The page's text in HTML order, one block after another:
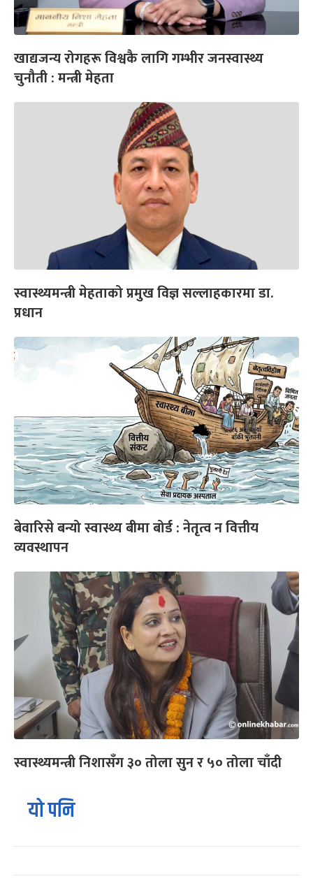
खाद्यजन्य रोगहरू विश्वकै लागि गम्भीर जनस्वास्थ्य
चुनौती : मन्त्री मेहता
स्वास्थ्यमन्त्री मेहताको प्रमुख विज्ञ सल्लाहकारमा डा.
प्रधान
बेवारिसे बन्यो स्वास्थ्य बीमा बोर्ड : नेतृत्व न वित्तीय
व्यवस्थापन
स्वास्थ्यमन्त्री निशासँग ३० तोला सुन र ५० तोला चाँदी
यो पनि